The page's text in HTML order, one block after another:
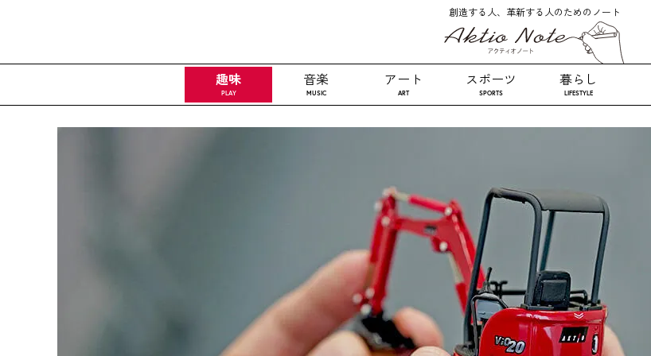
創造する人、革新する人のためのノート
趣味
PLAY
音楽
MUSIC
アート
ART
スポーツ
SPORTS
暮らし
LIFESTYLE